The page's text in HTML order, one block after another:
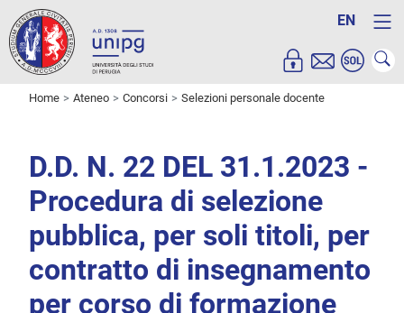
EN
Home Ateneo Concorsi Selezioni personale docente
D.D. N. 22 DEL 31.1.2023 -
Procedura di selezione
pubblica, per soli titoli, per
contratto di insegnamento
per corso di formazione